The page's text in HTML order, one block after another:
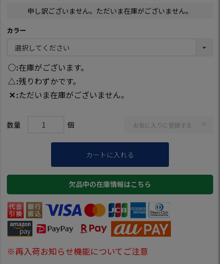
申し訳ございません。ただいま在庫がございません。
カラー
○ 在庫がございます。
△ 残りわずかです。
✕ ただいま在庫がございません。
お気に入りに登録する
カートに入れる
欠品中の在庫情報はこちら
※再入荷お知らせ機能についてご注意